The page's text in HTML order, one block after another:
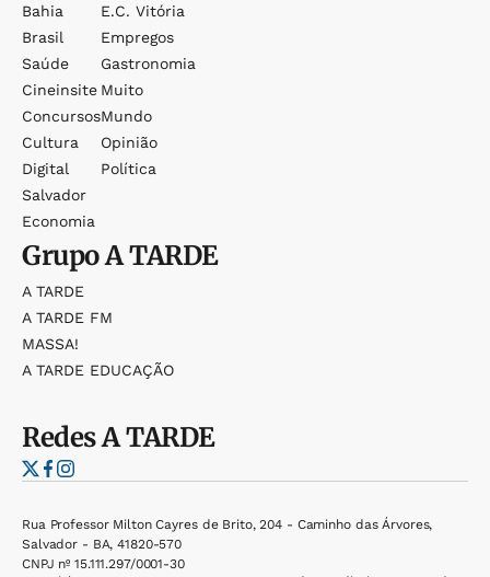
Bahia
Brasil
Saúde
Cineinsite
Concursos
Cultura
Digital
Salvador
Economia
E.c. Vitória
Empregos
Gastronomia
Muito
Mundo
Opinião
Política
GrupoA TARDE
A TARDE
A TARDE FM
MASSA!
A TARDE EDUCAÇÃO
RedesA TARDE
Rua Professor Milton Cayres de Brito, 204 - Caminho das Árvores,
Salvador - BA, 41820-570
CNPJ nº 15.111.297/0001-30